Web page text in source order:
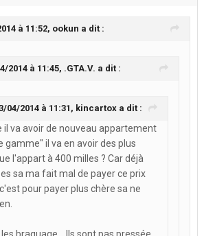
à 11:52, ookun a dit :
2014 à 11:45, .GTA.V. a dit :
04/2014 à 11:31, kincartox a dit :
il va avoir de nouveau appartement
gamme" il va en avoir des plus
l'appart à 400 milles ? Car déjà
sa ma fait mal de payer ce prix
pour payer plus chère sa ne